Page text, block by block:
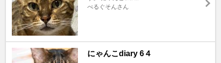
べるぐそんさん
にゃんこdiary 6４